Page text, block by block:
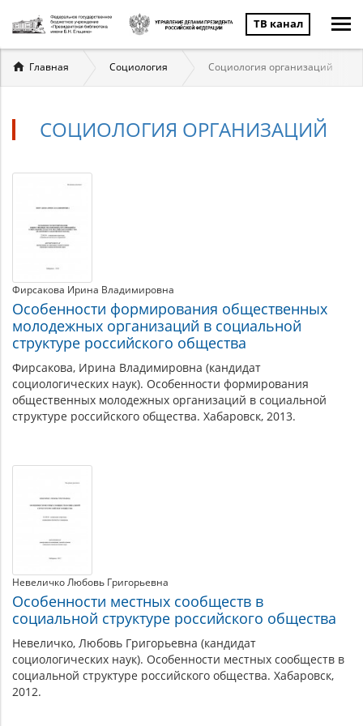
ТВ канал
Вы
здесь
Главная Социология Социология организаций
СОЦИОЛОГИЯ ОРГАНИЗАЦИЙ
Социология
организаций
Материалы
теме
Фирсакова Ирина Владимировна
Особенности формирования общественных
молодежных организаций в социальной
структуре российского общества
Фирсакова, Ирина Владимировна (кандидат
социологических наук). Особенности формирования
общественных молодежных организаций в социальной
структуре российского общества. Хабаровск, 2013.
Невеличко Любовь Григорьевна
Особенности местных сообществ в
социальной структуре российского общества
Невеличко, Любовь Григорьевна (кандидат
социологических наук). Особенности местных сообществ в
социальной структуре российского общества. Хабаровск,
2012.